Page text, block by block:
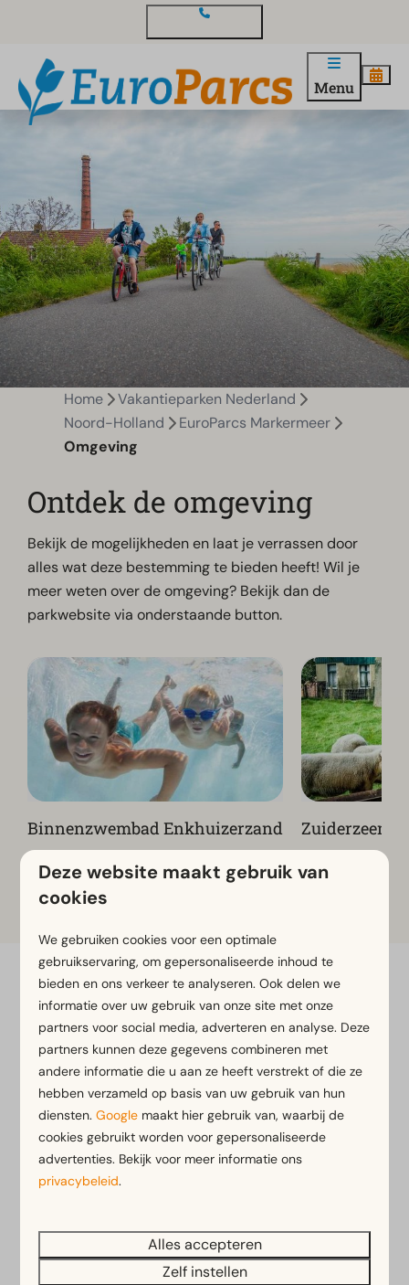
Menu
Home
Vakantieparken Nederland
Noord-Holland
EuroParcs Markermeer
Omgeving
Ontdek de omgeving
Bekijk de mogelijkheden en laat je verrassen door
alles wat deze bestemming te bieden heeft! Wil je
meer weten over de omgeving? Bekijk dan de
parkwebsite via onderstaande button.
Binnenzwembad Enkhuizerzand
Meer bekijken op de parkwebsite
Flexibel boeken met flexibiliteitsgarantie*
Gratis annuleren binnen 14 dagen na boeken*
Betaal later of in termijnen*
*Bekijk onze boekingsvoorwaarden
Veilig betalen
Deze website maakt gebruik van
cookies
We gebruiken cookies voor een optimale
gebruikservaring, om gepersonaliseerde inhoud te
bieden en ons verkeer te analyseren. Ook delen we
informatie over uw gebruik van onze site met onze
partners voor social media, adverteren en analyse. Deze
partners kunnen deze gegevens combineren met
andere informatie die u aan ze heeft verstrekt of die ze
hebben verzameld op basis van uw gebruik van hun
diensten.Google maakt hier gebruik van, waarbij de
cookies gebruikt worden voor gepersonaliseerde
advertenties. Bekijk voor meer informatie ons
privacybeleid.
Alles accepteren
Zelf instellen